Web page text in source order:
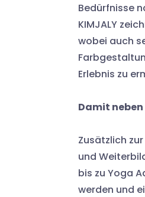
Bedürfnisse
KIMJALY
wobei auch
Erlebnis zu
Damit
Zusätzlich
und
bis zu Yoga
werden und